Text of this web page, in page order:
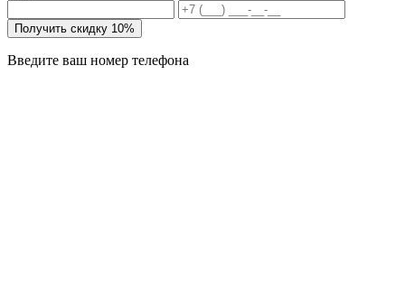
Получить скидку 10%
Введите ваш номер телефона